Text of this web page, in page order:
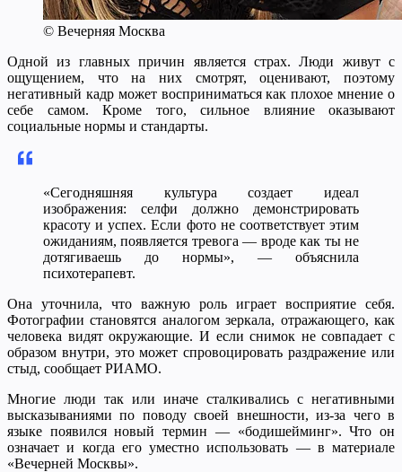
© Вечерняя Москва
Одной из главных причин является страх. Люди живут с
ощущением, что на них смотрят, оценивают, поэтому
негативный кадр может восприниматься как плохое мнение о
себе самом. Кроме того, сильное влияние оказывают
социальные нормы и стандарты.
«Сегодняшняя культура создает идеал
изображения: селфи должно демонстрировать
красоту и успех. Если фото не соответствует этим
ожиданиям, появляется тревога — вроде как ты не
дотягиваешь до нормы», — объяснила
психотерапевт.
Она уточнила, что важную роль играет восприятие себя.
Фотографии становятся аналогом зеркала, отражающего, как
человека видят окружающие. И если снимок не совпадает с
образом внутри, это может спровоцировать раздражение или
стыд, сообщает РИАМО.
Многие люди так или иначе сталкивались с негативными
высказываниями по поводу своей внешности, из-за чего в
языке появился новый термин — «бодишейминг». Что он
означает и когда его уместно использовать — в материале
«Вечерней Москвы».